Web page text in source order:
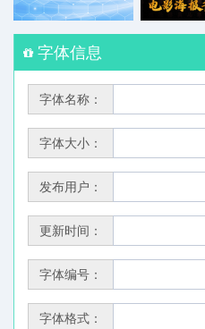
字体信息
字体名称：
字体大小：
发布用户：
更新时间：
字体编号：
字体格式：